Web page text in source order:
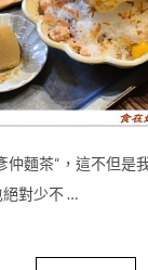
仲麵茶“，這不但是
絕對少不 …